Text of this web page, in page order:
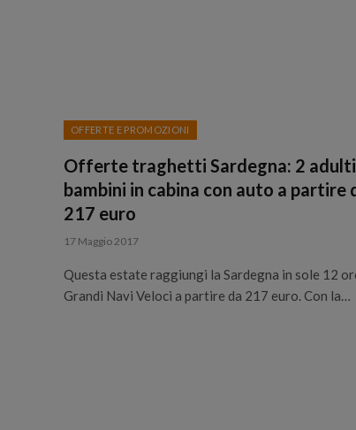
OFFERTE E PROMOZIONI
Offerte traghetti Sardegna: 2 adulti
bambini in cabina con auto a partire
217 euro
17 Maggio 2017
Questa estate raggiungi la Sardegna in sole 12
Grandi Navi Veloci a partire da 217 euro. Con la…